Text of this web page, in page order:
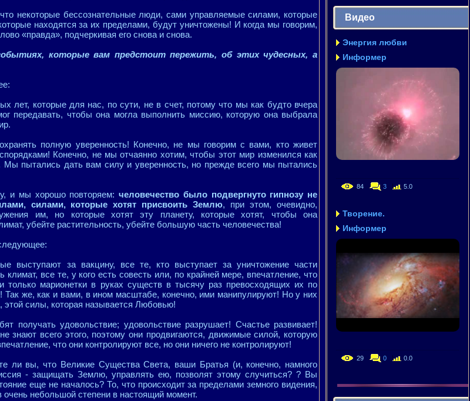
некоторые бессознательные люди, сами управляемые силами, которые
находятся за их пределами, будут уничтожены! И когда мы говорим,
«правда», подчеркивая его снова и снова.
которые вам предстоит пережить, об этих чудесных, а
лет, которые для нас, по сути, не в счет, потому что мы как будто вчера
передавать, чтобы она могла выполнить миссию, которую она выбрала
полную уверенность! Конечно, не мы говорим с вами, кто живет
Конечно, не мы отчаянно хотим, чтобы этот мир изменился как
пытались дать вам силу и уверенность, но прежде всего мы пытались
и мы хорошо повторяем: человечество было подвергнуто гипнозу не
силами, которые хотят присвоить Землю, при этом, очевидно,
им, но которые хотят эту планету, которые хотят, чтобы она
убейте растительность, убейте большую часть человечества!
выступают за вакцину, все те, кто выступает за уничтожение части
климат, все те, у кого есть совесть или, по крайней мере, впечатление, что
только марионетки в руках существ в тысячу раз превосходящих их по
Так же, как и вами, в ином масштабе, конечно, ими манипулируют! Но у них
этой силы, которая называется Любовью!
получать удовольствие; удовольствие разрушает! Счастье развивает!
знают всего этого, поэтому они продвигаются, движимые силой, которую
что они контролируют все, но они ничего не контролируют!
ли вы, что Великие Существа Света, ваши Братья (и, конечно, намного
- защищать Землю, управлять ею, позволят этому случиться? ? Вы
еще не началось? То, что происходит за пределами земного видения,
небольшой степени в настоящий момент.
Видео
Энергия любви
Информер
84 3 5.0
Творение.
Информер
29 0 0.0